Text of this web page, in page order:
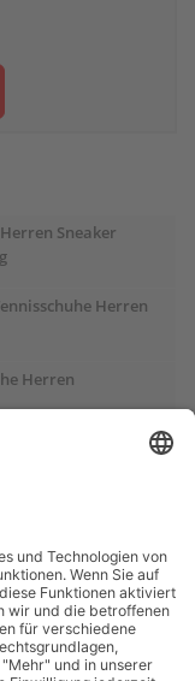
Sneaker
Herren
Herren
Damen
Damen